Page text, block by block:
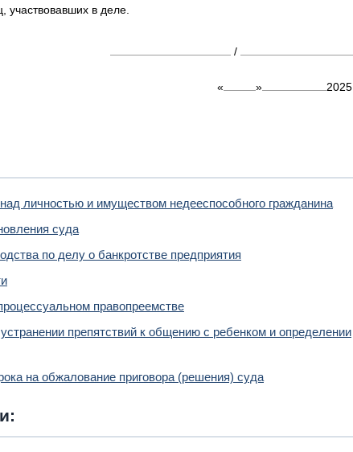
участвовавших в деле.
/
« » 2025
личностью и имуществом недееспособного гражданина
суда
по делу о банкротстве предприятия
правопреемстве
препятствий к общению с ребенком и определении
на обжалование приговора (решения) суда